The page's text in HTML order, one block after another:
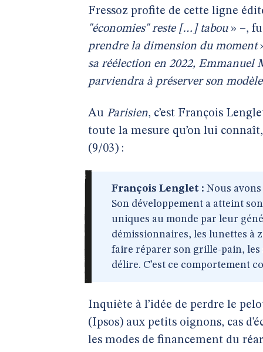
Fressoz profite de cette ligne
"économies" reste […] tabou» –,
prendre la dimension du moment
sa réélection en 2022, Emmanuel
parviendra à préserver son
Au Parisien, c’est François
toute la mesure qu’on lui
(9/03) :
François Lenglet : Nous
Son développement a atteint
uniques au monde par leur
démissionnaires, les lunettes à
faire réparer son grille-pain,
délire. C’est ce comportement
Inquiète à l’idée de perdre le
(Ipsos) aux petits oignons, cas
les modes de financement du